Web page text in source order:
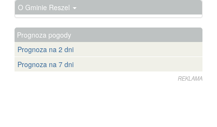
O Gminie Reszel
Prognoza pogody
Prognoza na 2 dni
Prognoza na 7 dni
REKLAMA